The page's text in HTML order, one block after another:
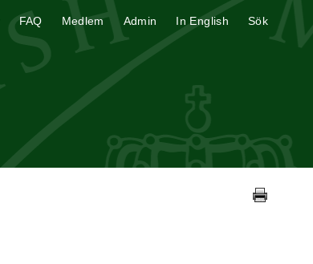
FAQ Medlem Admin In English Sök